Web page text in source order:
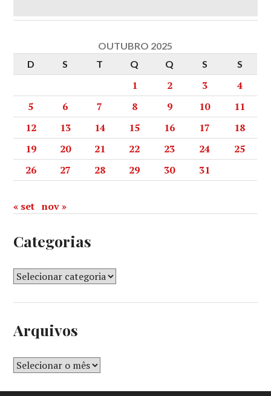
OUTUBRO 2025
D
S T Q Q S S
1 2 3
4
5
6 7 8 9 10
11
12
13 14 15 16 17
18
19
20 21 22 23 24
25
26
27 28 29 30 31
« set nov »
Categorias
Arquivos